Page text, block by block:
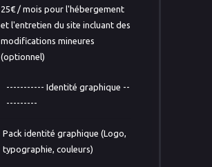
25€ / mois pour l'hébergement
et l'entretien du site incluant des
modifications mineures
(optionnel)
----------- Identité graphique --
---------
Pack identité graphique (Logo,
typographie, couleurs)